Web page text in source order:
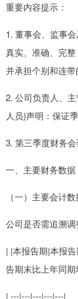
重要内容提示：
1. 董事会、监事
真实、准确、完
并承担个别和连带
2. 公司负责人、
人员)声明：保证
3. 第三季度财务
一、主要财务数据
（一）主要会计
公司是否需追溯
| |本报告期|本报
告期末比上年同期
| ---|---|---|---|---|